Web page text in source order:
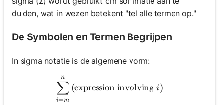
duiden, wat in wezen betekent "tel alle termen op."
De Symbolen en Termen Begrijpen
In sigma notatie is de algemene vorm:
i=m
∑
n
(expression involving i)